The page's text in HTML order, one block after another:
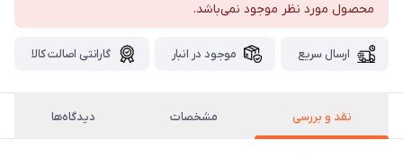
محصول مورد نظر موجود نمی‌باشد.
ارسال سریع موجود در انبار گارانتی اصالت کالا
نقد و بررسی مشخصات دیدگاه‌ها